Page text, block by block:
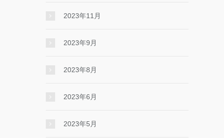
2023年11月
2023年9月
2023年8月
2023年6月
2023年5月